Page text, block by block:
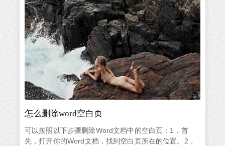
怎么删除word空白页
可以按照以下步骤删除Word文档中的空白页：1，首
先，打开你的Word文档，找到空白页所在的位置。2，